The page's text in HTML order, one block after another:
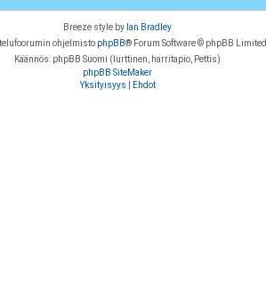
Breeze style by Ian Bradley
ohjelmisto phpBB® Forum Software © phpBB Limited
Käännös: phpBB Suomi (lurttinen, harritapio, Pettis)
phpBB SiteMaker
Yksityisyys
Ehdot